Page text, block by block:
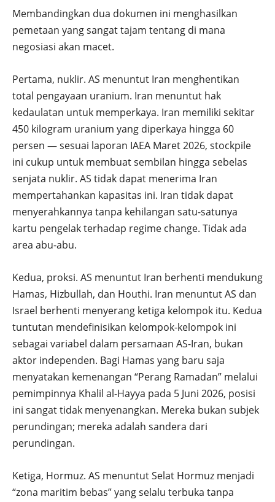
Membandingkan dua dokumen ini menghasilkan
pemetaan yang sangat tajam tentang di mana
negosiasi akan macet.
Pertama, nuklir. AS menuntut Iran menghentikan
total pengayaan uranium. Iran menuntut hak
kedaulatan untuk memperkaya. Iran memiliki sekitar
450 kilogram uranium yang diperkaya hingga 60
persen — sesuai laporan IAEA Maret 2026, stockpile
ini cukup untuk membuat sembilan hingga sebelas
senjata nuklir. AS tidak dapat menerima Iran
mempertahankan kapasitas ini. Iran tidak dapat
menyerahkannya tanpa kehilangan satu-satunya
kartu pengelak terhadap regime change. Tidak ada
area abu-abu.
Kedua, proksi. AS menuntut Iran berhenti mendukung
Hamas, Hizbullah, dan Houthi. Iran menuntut AS dan
Israel berhenti menyerang ketiga kelompok itu. Kedua
tuntutan mendefinisikan kelompok-kelompok ini
sebagai variabel dalam persamaan AS-Iran, bukan
aktor independen. Bagi Hamas yang baru saja
menyatakan kemenangan “Perang Ramadan” melalui
pemimpinnya Khalil al-Hayya pada 5 Juni 2026, posisi
ini sangat tidak menyenangkan. Mereka bukan subjek
perundingan; mereka adalah sandera dari
perundingan.
Ketiga, Hormuz. AS menuntut Selat Hormuz menjadi
“zona maritim bebas” yang selalu terbuka tanpa